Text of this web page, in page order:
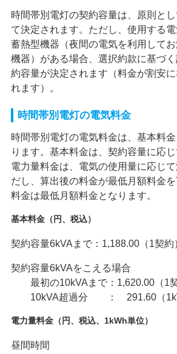
時間帯別電灯の契約容量は、原則と
て決定されます。ただし、使用する
蓄熱型機器（夜間の電気を利用して
機器）がある場合、選択約款に基づ
約容量が決定されます（料金が割安
れます）。
時間帯別電灯の電気料金
時間帯別電灯の電気料金は、基本料
ります。基本料金は、契約容量に応じ
電力量料金は、電気の使用量に応じ
だし、算出後の料金が最低月額料金
料金は最低月額料金となります。
基本料金（円、税込）
契約容量6kVAまで：1,188.00（1契約
契約容量6kVAをこえる場合
最初の10kVAまで：1,620.00（1契
10kVA超過分 ： 291.60（
電力量料金（円、税込、1kWh単位）
昼間時間